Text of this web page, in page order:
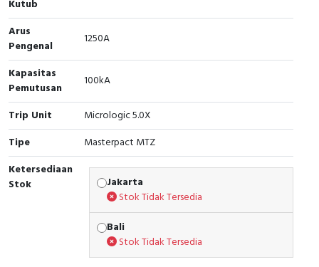
Signalling Columns
Safety Sensors
Pressure Switch
Ultrasonic & Rotary Encoder
Limit Switch
Inductive Sensors
Photoelectric
Kutub
Arus
Pengenal
1250A
Kapasitas
Pemutusan
100kA
Trip Unit
Micrologic 5.0X
Tipe
Masterpact MTZ
Ketersediaan
Stok
Jakarta
Stok Tidak Tersedia
Bali
Stok Tidak Tersedia